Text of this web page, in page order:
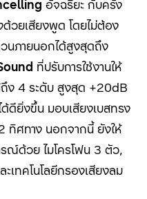
อัจฉริยะ กับครั้ง
วยเสียงพูด โดยไม่ต้อง
นภายนอกได้สูงสุดถึง
ที่ปรับการใช้งานให้
ง 4 ระดับ สูงสุด +20dB
ดียิ่งขึ้น มอบเสียงเบสทรง
ทิศทาง นอกจากนี้ ยังให้
ณ์ด้วย ไมโครโฟน 3 ตัว,
ทคโนโลยีกรองเสียงลม